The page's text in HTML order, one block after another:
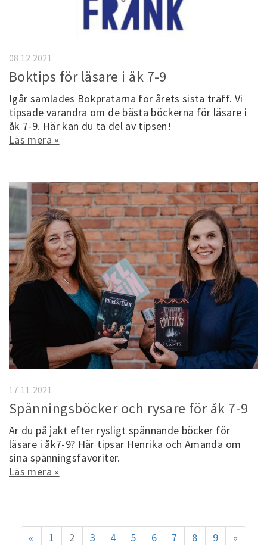
Boktips för läsare i åk 7-9
Igår samlades Bokpratarna för årets sista träff. Vi
tipsade varandra om de bästa böckerna för läsare i
åk 7-9. Här kan du ta del av tipsen!
Läs mera »
08.12.2021
Spänningsböcker och rysare för åk 7-9
Är du på jakt efter rysligt spännande böcker för
läsare i åk7-9? Här tipsar Henrika och Amanda om
sina spänningsfavoriter.
Läs mera »
17.11.2021
« 1 2 3 4 5 6 7 8 9 »